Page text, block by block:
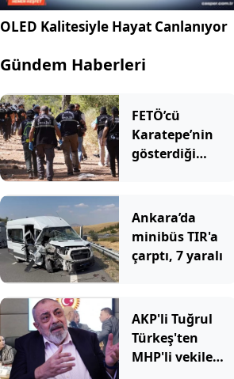
OLED Kalitesiyle Hayat Canlanıyor
Gündem Haberleri
FETÖ’cü
Karatepe’nin
gösterdiği
açıklandı
Ankara’da
minibüs TIR'a
çarptı, 7 yaralı
AKP'li Tuğrul
Türkeş'ten
MHP'li vekile